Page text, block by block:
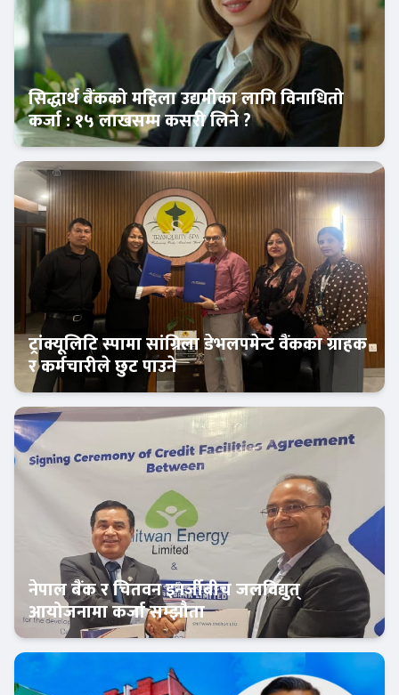
कर्पोरेट
सिद्धार्थ बैंकको महिला उद्यमीका लागि विनाधितो
कर्जा : १५ लाखसम्म कसरी लिने ?
बैंक-वित्त
ट्रांक्यूलिटि स्पामा सांग्रिला डेभलपमेन्ट वैंकका ग्राहक
र कर्मचारीले छुट पाउने
बैंक-वित्त
नेपाल बैंक र चितवन इनर्जीबीच जलविद्युत्
आयोजनामा कर्जा सम्झौता